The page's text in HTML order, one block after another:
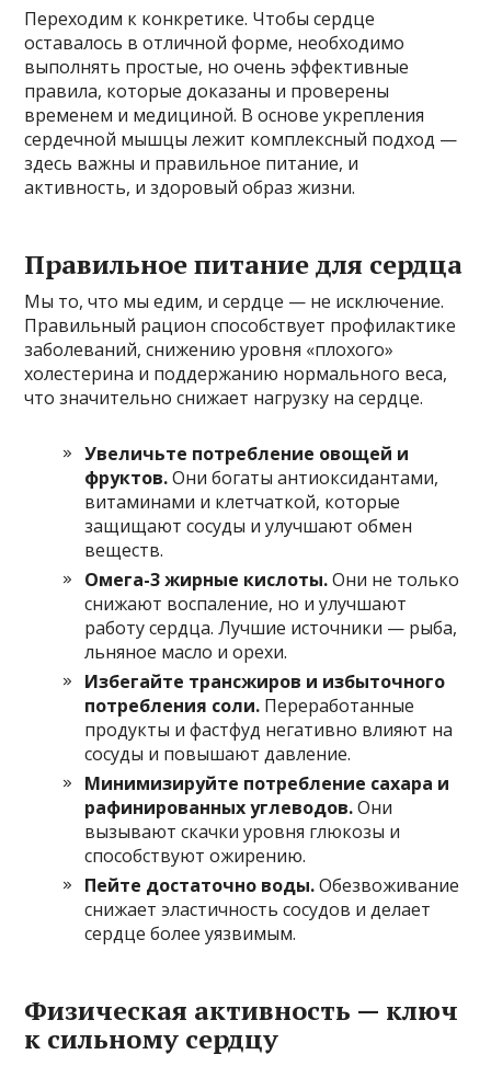
Переходим к конкретике. Чтобы сердце
оставалось в отличной форме, необходимо
выполнять простые, но очень эффективные
правила, которые доказаны и проверены
временем и медициной. В основе укрепления
сердечной мышцы лежит комплексный подход —
здесь важны и правильное питание, и
активность, и здоровый образ жизни.
Правильное питание для сердца
Мы то, что мы едим, и сердце — не исключение.
Правильный рацион способствует профилактике
заболеваний, снижению уровня «плохого»
холестерина и поддержанию нормального веса,
что значительно снижает нагрузку на сердце.
Увеличьте потребление овощей и
фруктов.Они богаты антиоксидантами,
витаминами и клетчаткой, которые
защищают сосуды и улучшают обмен
веществ.
Омега-3 жирные кислоты.Они не только
снижают воспаление, но и улучшают
работу сердца. Лучшие источники — рыба,
льняное масло и орехи.
Избегайте трансжиров и избыточного
потребления соли. Переработанные
продукты и фастфуд негативно влияют на
сосуды и повышают давление.
Минимизируйте потребление сахара и
рафинированных углеводов.Они
вызывают скачки уровня глюкозы и
способствуют ожирению.
Пейте достаточно воды.Обезвоживание
снижает эластичность сосудов и делает
сердце более уязвимым.
Физическая активность — ключ
к сильному сердцу